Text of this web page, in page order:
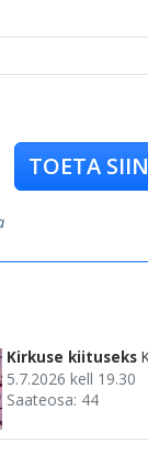
TOETA SIIN
Kirkuse kiituseks
5.7.2026 kell 19.30
Saateosa: 44